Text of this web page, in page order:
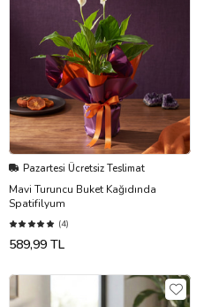
Pazartesi Ücretsiz Teslimat
Mavi Turuncu Buket Kağıdında
Spatifilyum
(4)
589,99 TL